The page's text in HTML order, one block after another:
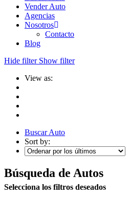
Vender Auto
Agencias
Nosotros
Contacto
Blog
Hide filter Show filter
View as:
Buscar Auto
Sort by:
Búsqueda de Autos
Selecciona los filtros deseados